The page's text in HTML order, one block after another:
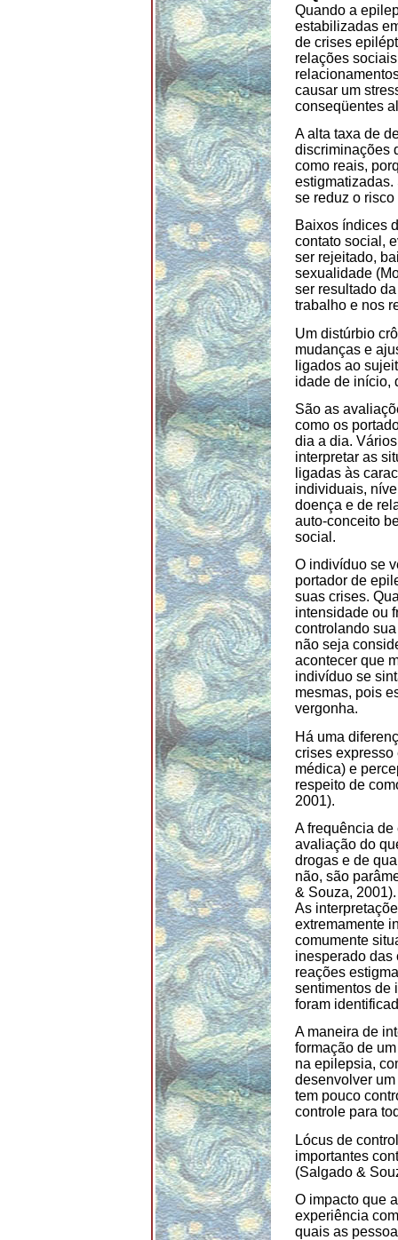
Quando a
estabilizadas
de crises
relações
causar um
conseqüentes
A alta taxa de
discriminações
como reais,
se reduz o
Baixos índices
contato social,
ser rejeitado,
sexualidade
ser resultado
trabalho e nos
Um distúrbio
mudanças e
ligados ao
idade de início,
São as
como os
dia a dia.
interpretar as
ligadas às
individuais,
doença e de
auto-conceito
social.
O indivíduo se
portador de
suas crises.
intensidade ou
controlando
não seja
acontecer que
indivíduo se
mesmas, pois
vergonha.
Há uma
crises expresso
médica) e
respeito de
2001).
A frequência de
avaliação do
drogas e de
não, são
& Souza, 2001).
As
extremamente
comumente
inesperado das
reações
sentimentos de
foram
A maneira de
formação de
na epilepsia,
desenvolver
tem pouco
controle para
Lócus de
importantes
(Salgado &
O impacto que
experiência
quais as